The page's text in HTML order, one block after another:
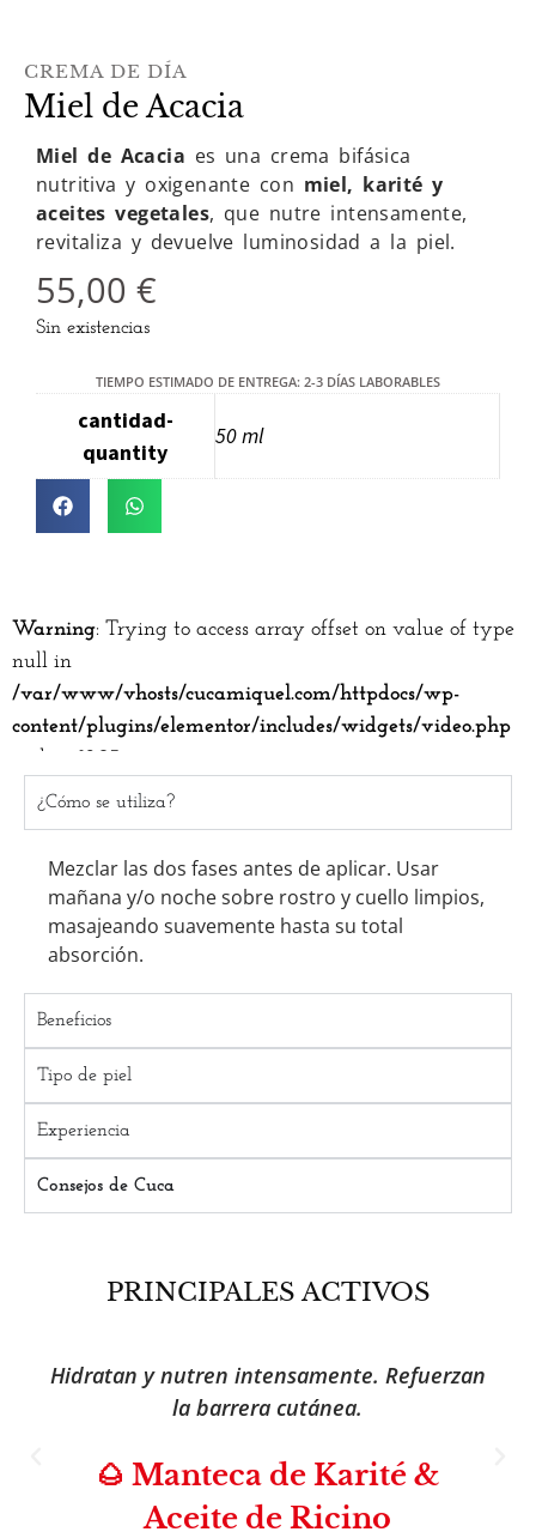
CREMA DE DÍA
Miel de Acacia
Miel de Acacia es una crema bifásica
nutritiva y oxigenante con miel, karité y
aceites vegetales, que nutre intensamente,
revitaliza y devuelve luminosidad a la piel.
55,00 €
Sin existencias
TIEMPO ESTIMADO DE ENTREGA: 2-3 DÍAS LABORABLES
cantidad-
quantity
50 ml
Warning: Trying to access array offset on value of type
null in
/var/www/vhosts/cucamiquel.com/httpdocs/wp-
content/plugins/elementor/includes/widgets/video.php
on line 1203
¿Cómo se utiliza?
Mezclar las dos fases antes de aplicar. Usar
mañana y/o noche sobre rostro y cuello limpios,
masajeando suavemente hasta su total
absorción.
Beneficios
Tipo de piel
Experiencia
Consejos de Cuca
PRINCIPALES ACTIVOS
Hidratan y nutren intensamente. Refuerzan
la barrera cutánea.
🌰 Manteca de Karité &
Aceite de Ricino